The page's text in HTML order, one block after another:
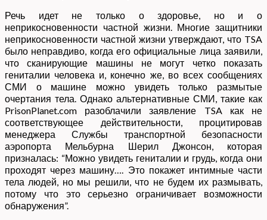
Речь идет не только о здоровье, но и о
неприкосновенности частной жизни. Многие защитники
неприкосновенности частной жизни утверждают, что TSA
было неправдиво, когда его официальные лица заявили,
что сканирующие машины не могут четко показать
гениталии человека и, конечно же, во всех сообщениях
СМИ о машине можно увидеть только размытые
очертания тела. Однако альтернативные СМИ, такие как
PrisonPlanet.com разоблачили заявление TSA как не
соответствующее действительности, процитировав
менеджера Службы транспортной безопасности
аэропорта Мельбурна Шерил Джонсон, которая
призналась: “Можно увидеть гениталии и грудь, когда они
проходят через машину…. Это покажет интимные части
тела людей, но мы решили, что не будем их размывать,
потому что это серьезно ограничивает возможности
обнаружения”.